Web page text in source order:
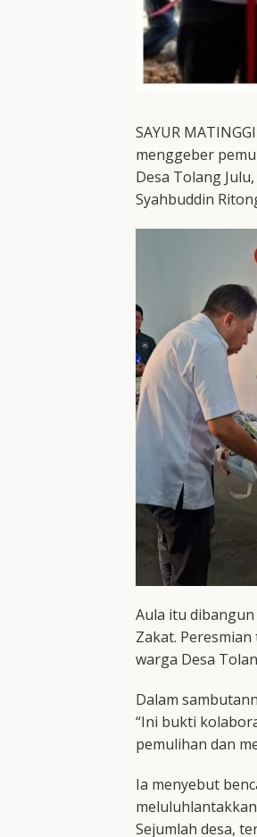
SAYUR
menggeber
Desa Tolang
Syahbuddin
Aula itu dibangun
Zakat.
warga Desa
Dalam
“Ini bukti
pemulihan dan
Ia menyebut
Sejumlah desa,